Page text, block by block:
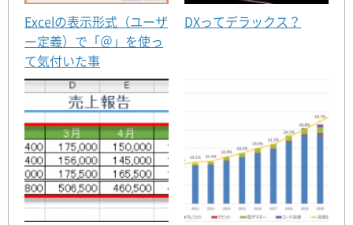
Excelの表示形式（ユーザ
ー定義）で「＠」を使っ
て気付いた事
DXってデラックス？